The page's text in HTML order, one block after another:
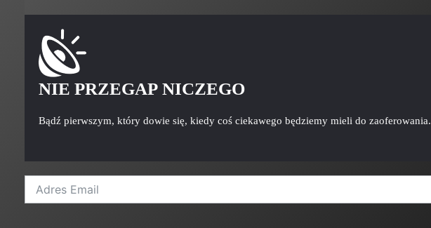
NIE PRZEGAP NICZEGO
Bądź pierwszym, który dowie się, kiedy coś ciekawego będziemy mieli do zaoferowania.